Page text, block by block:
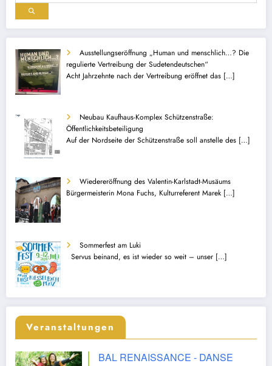
Ausstellungseröffnung „Human und menschlich…? Die
regulierte Vertreibung der Sudetendeutschen“
Acht Jahrzehnte nach der Vertreibung eröffnet das […]
Neubau Kaufhaus-Komplex Schützenstraße:
Öffentlichkeitsbeteiligung
Auf der Nordseite der Schützenstraße soll anstelle des […]
Wiedereröffnung des Valentin-Karlstadt-Musäums
Bürgermeisterin Mona Fuchs, Kulturreferent Marek […]
Sommerfest am Luki
Servus beinand, es ist wieder so weit – unser […]
Veranstaltungen
BAL RENAISSANCE - DANSE